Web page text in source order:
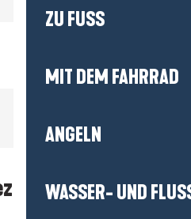
ZU FUSS
MIT DEM FAHRRAD
ANGELN
WASSER- UND
Mme Drouet